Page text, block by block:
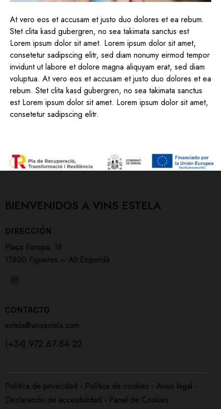
At vero eos et accusam et justo duo dolores et ea rebum.
Stet clita kasd gubergren, no sea takimata sanctus est
Lorem ipsum dolor sit amet. Lorem ipsum dolor sit amet,
consetetur sadipscing elitr, sed diam nonumy eirmod tempor
invidunt ut labore et dolore magna aliquyam erat, sed diam
voluptua. At vero eos et accusam et justo duo dolores et ea
rebum. Stet clita kasd gubergren, no sea takimata sanctus
est Lorem ipsum dolor sit amet. Lorem ipsum dolor sit amet,
consetetur sadipscing elitr.
BIENVENIDOS A VINS ESTELA
DIRECCIÓN
Plaça Europa, 18
17600 Figueres – Alt Empordà
CONTACTO
estela@vinsestela.com
(+34) 972 67 84 22
Política de privacidad - Política de cookies - Aviso legal -
Declaración de accesibilidad - Panel de Cookies